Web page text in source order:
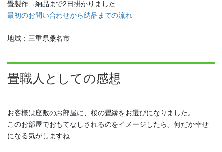
畳製作→納品まで2日掛かりました
最初のお問い合わせから納品までの流れ
地域：三重県桑名市
畳職人としての感想
お客様は座敷のお部屋に、桜の畳縁をお選びになりました。
このお部屋でおもてなしされるのをイメージしたら、何だか幸せ
になる気がしますね